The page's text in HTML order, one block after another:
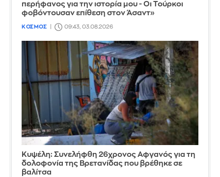
περήφανος για την ιστορία μου - Οι Τούρκοι
φοβόντουσαν επίθεση στον Άσαντ»
ΚΟΣΜΟΣ 09:43, 03.08.2026
Κυψέλη: Συνελήφθη 26χρονος Αφγανός για τη
δολοφονία της Βρετανίδας που βρέθηκε σε
βαλίτσα